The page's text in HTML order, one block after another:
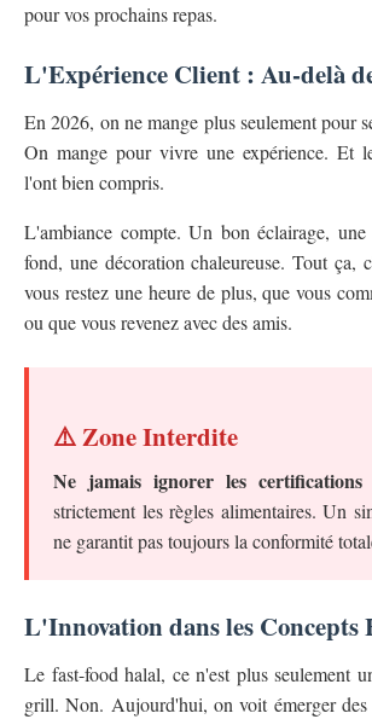
pour vos prochains repas.
L'Expérience Client : Au-delà
En 2026, on ne mange plus seulement pour
On mange pour vivre une expérience. Et
l'ont bien compris.
L'ambiance compte. Un bon éclairage, une
fond, une décoration chaleureuse. Tout ça,
vous restez une heure de plus, que vous
ou que vous revenez avec des amis.
⚠️ Zone Interdite
Ne jamais ignorer les certifications
strictement les règles alimentaires. Un
ne garantit pas toujours la conformité
L'Innovation dans les Concepts
Le fast-food halal, ce n'est plus seulement
grill. Non. Aujourd'hui, on voit émerger des